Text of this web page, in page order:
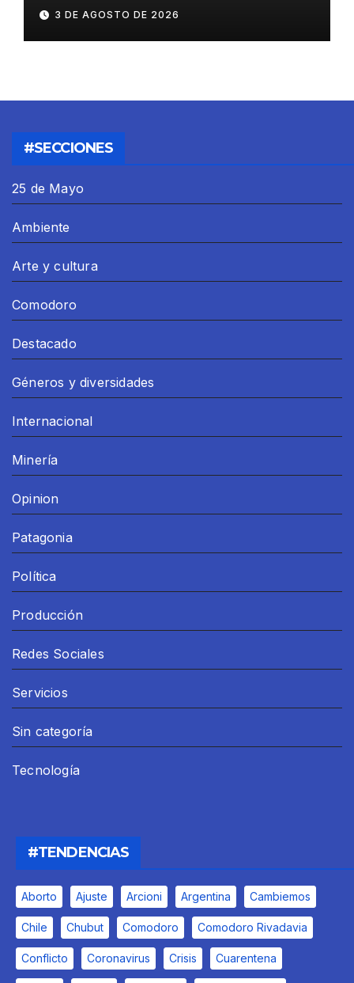
resolverse
3 DE AGOSTO DE 2026
#SECCIONES
25 de Mayo
Ambiente
Arte y cultura
Comodoro
Destacado
Géneros y diversidades
Internacional
Minería
Opinion
Patagonia
Política
Producción
Redes Sociales
Servicios
Sin categoría
Tecnología
#TENDENCIAS
Aborto Ajuste Arcioni Argentina Cambiemos
Chile Chubut Comodoro Comodoro Rivadavia
Conflicto Coronavirus Crisis Cuarentena